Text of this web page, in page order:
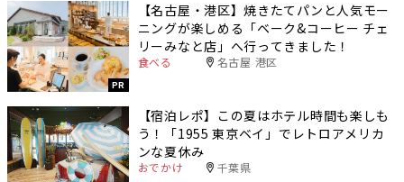
PR
【名古屋・港区】焼きたてパンと人気モー
ニングが楽しめる「ベーク&コーヒー チェ
リーみなと店」へ行ってきました！
食べる 名古屋 港区
【宿泊レポ】この夏はホテル時間も楽しも
う！「1955 東京ベイ」でレトロアメリカ
ンな夏休み
おでかけ 千葉県